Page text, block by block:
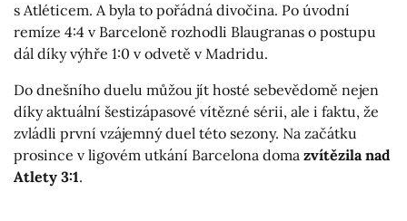
s Atléticem. A byla to pořádná divočina. Po úvodní
remíze 4:4 v Barceloně rozhodli Blaugranas o postupu
dál díky výhře 1:0 v odvetě v Madridu.
Do dnešního duelu můžou jít hosté sebevědomě nejen
díky aktuální šestizápasové vítězné sérii, ale i faktu, že
zvládli první vzájemný duel této sezony. Na začátku
prosince v ligovém utkání Barcelona doma zvítězila nad
Atlety 3:1.